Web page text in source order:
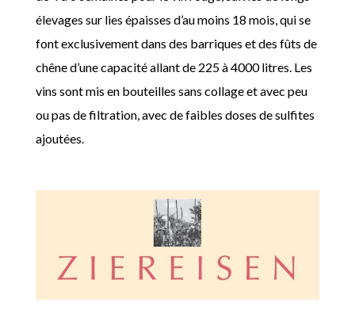
élevages sur lies épaisses d’au moins 18 mois, qui se
font exclusivement dans des barriques et des fûts de
chêne d’une capacité allant de 225 à 4000 litres. Les
vins sont mis en bouteilles sans collage et avec peu
ou pas de filtration, avec de faibles doses de sulfites
ajoutées.